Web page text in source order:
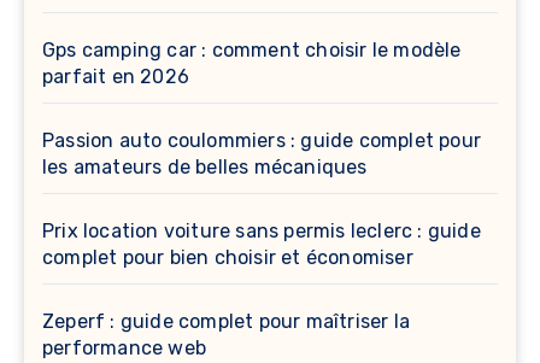
Gps camping car : comment choisir le modèle
parfait en 2026
Passion auto coulommiers : guide complet pour
les amateurs de belles mécaniques
Prix location voiture sans permis leclerc : guide
complet pour bien choisir et économiser
Zeperf : guide complet pour maîtriser la
performance web